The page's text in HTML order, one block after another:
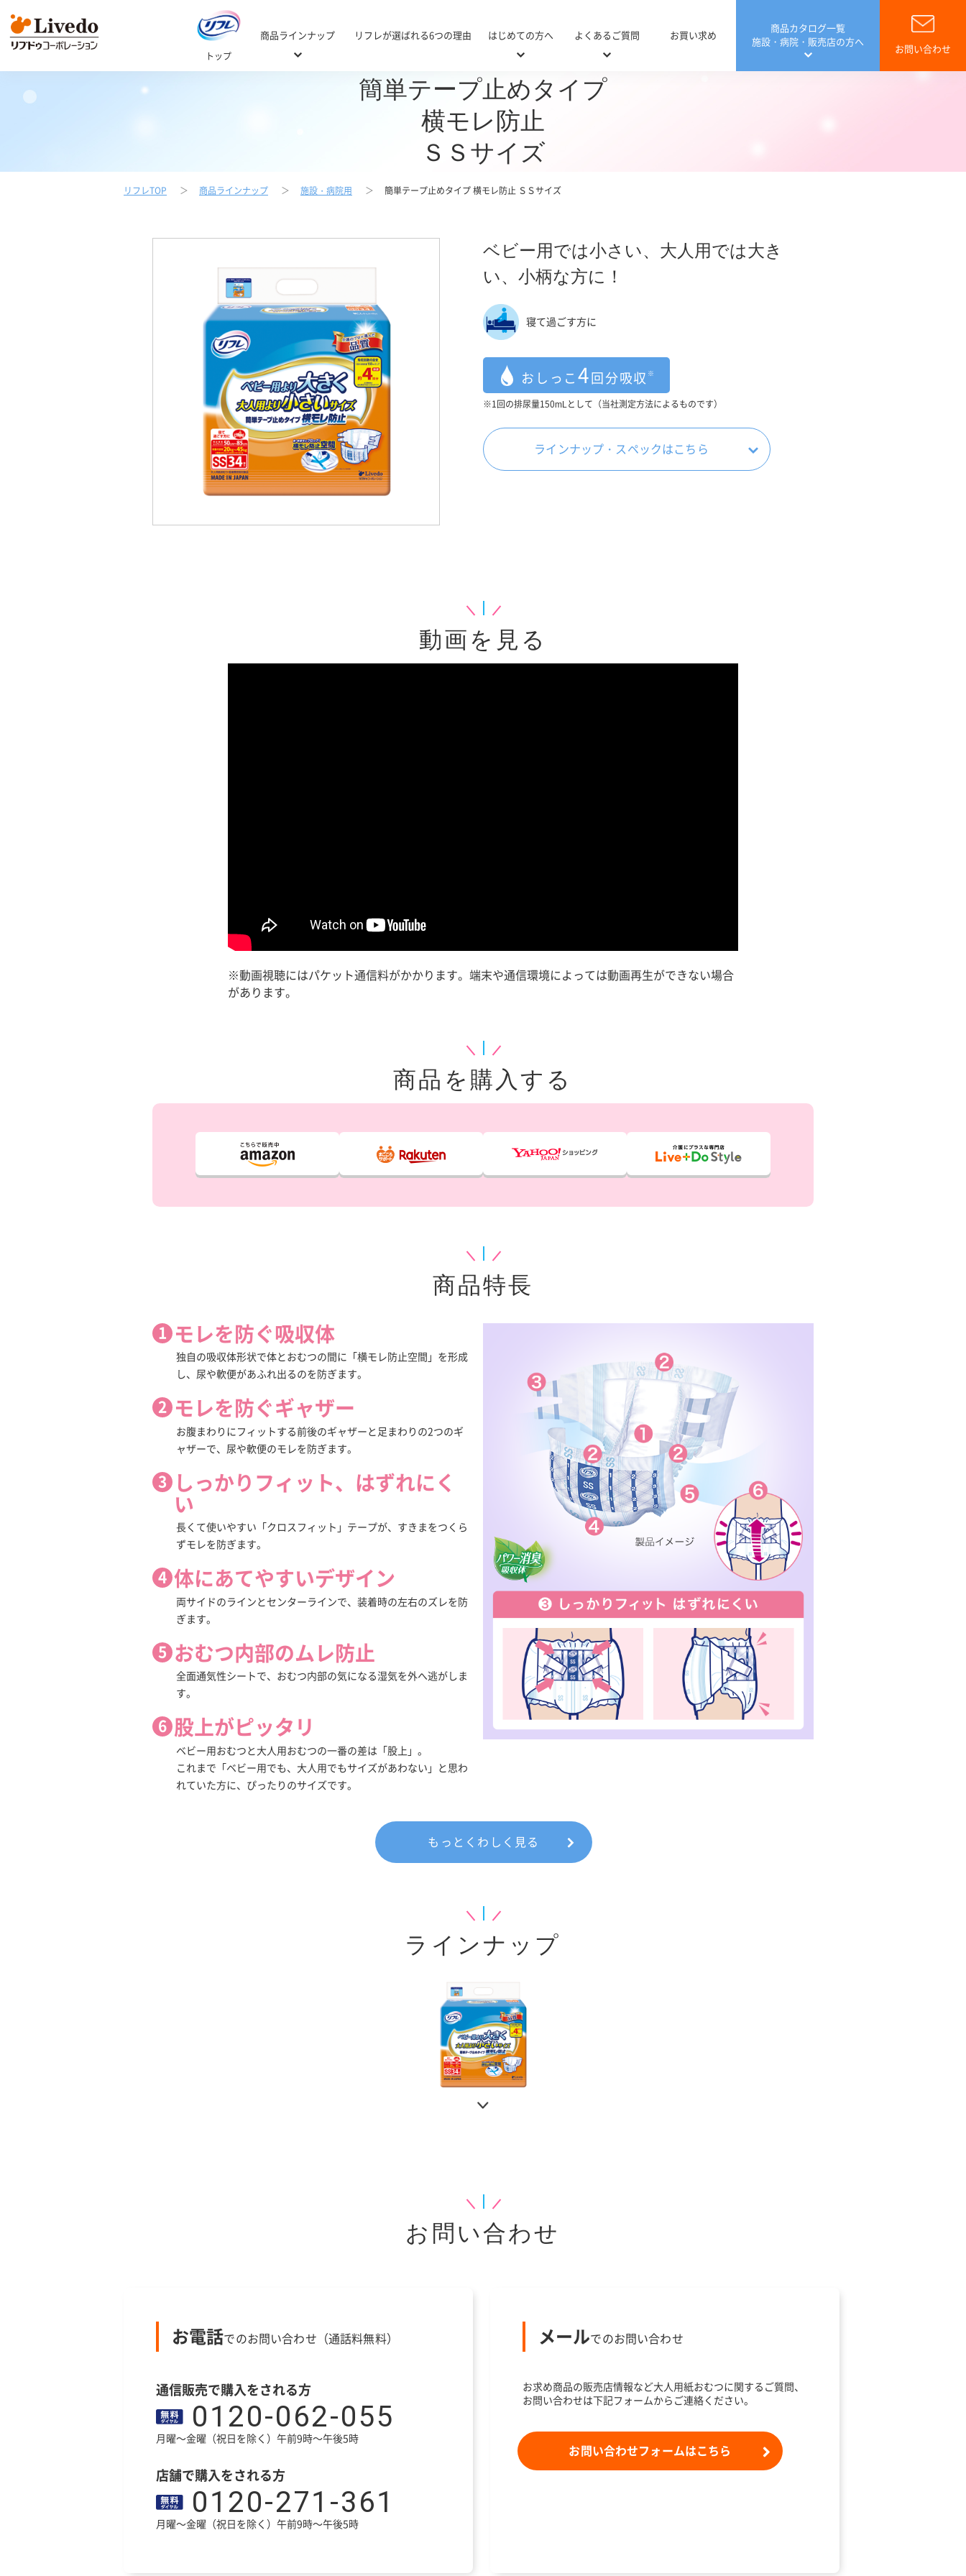
トップ
商品ラインナップ リフレが選ばれる6つの理由 はじめての方へ よくあるご質問 お買い求め
商品カタログ一覧
施設・病院・販売店の方へ
お問い合わせ
簡単テープ止めタイプ
横モレ防止
ＳＳサイズ
リフレTOP 商品ラインナップ 施設・病院用 簡単テープ止めタイプ 横モレ防止 ＳＳサイズ
ベビー用では小さい、大人用では大き
い、小柄な方に！
寝て過ごす方に
おしっこ4 回分吸収 ※
※1回の排尿量150mLとして（当社測定方法によるものです）
ラインナップ・スペックはこちら
動画を見る
※動画視聴にはパケット通信料がかかります。端末や通信環境によっては動画再生ができない場合
があります。
商品を購入する
商品特長
モレを防ぐ吸収体
独自の吸収体形状で体とおむつの間に「横モレ防止空間」を形成
し、尿や軟便があふれ出るのを防ぎます。
モレを防ぐギャザー
お腹まわりにフィットする前後のギャザーと足まわりの2つのギ
ャザーで、尿や軟便のモレを防ぎます。
しっかりフィット、はずれにく
い
長くて使いやすい「クロスフィット」テープが、すきまをつくら
ずモレを防ぎます。
体にあてやすいデザイン
両サイドのラインとセンターラインで、装着時の左右のズレを防
ぎます。
おむつ内部のムレ防止
全面通気性シートで、おむつ内部の気になる湿気を外へ逃がしま
す。
股上がピッタリ
ベビー用おむつと大人用おむつの一番の差は「股上」。
これまで「ベビー用でも、大人用でもサイズがあわない」と思わ
れていた方に、ぴったりのサイズです。
もっとくわしく見る
ラインナップ
お問い合わせ
お電話でのお問い合わせ（通話料無料）
通信販売で購入をされる方
0120-062-055
月曜～金曜（祝日を除く）午前9時～午後5時
店舗で購入をされる方
0120-271-361
月曜～金曜（祝日を除く）午前9時～午後5時
メールでのお問い合わせ
お求め商品の販売店情報など大人用紙おむつに関するご質問、
お問い合わせは下記フォームからご連絡ください。
お問い合わせフォームはこちら